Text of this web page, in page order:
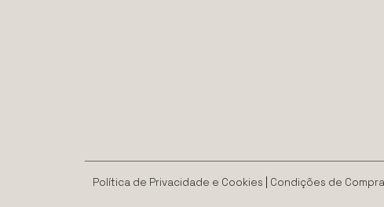
Política de Privacidade e Cookies Condições de